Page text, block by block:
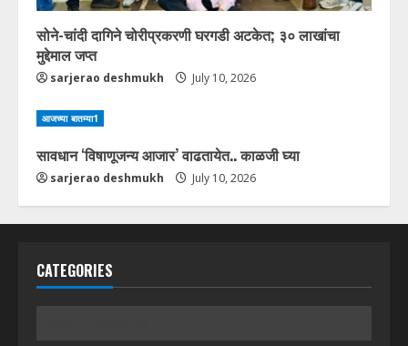
सोने-चांदी दागिने चोरीप्रकरणी घरगडी अटकेत; ३० लाखांचा
मुद्देमाल जप्त
sarjerao deshmukh July 10, 2026
आजच्या बातम्या1
सावधान ‘विषाणूजन्य आजार’ वाढतायेत.. काळजी घ्या
sarjerao deshmukh July 10, 2026
CATEGORIES